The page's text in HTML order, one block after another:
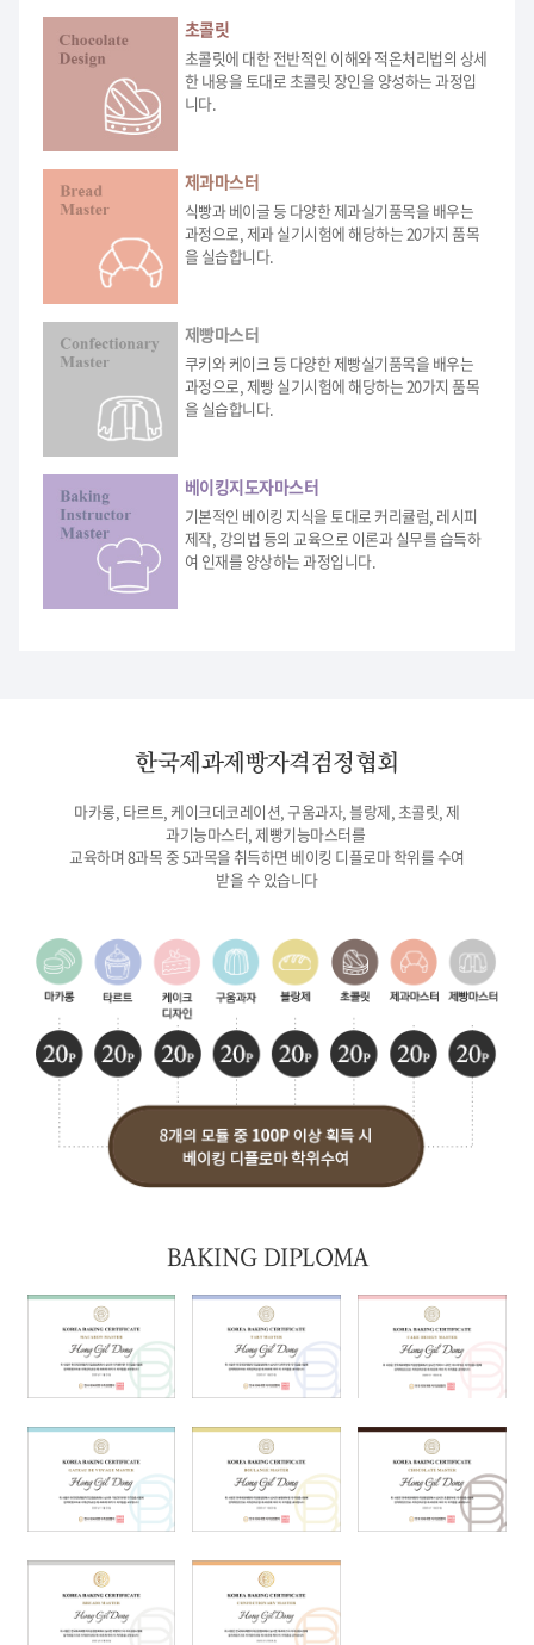
초콜릿
초콜릿에 대한 전반적인 이해와 적온처리법의 상세
한 내용을 토대로 초콜릿 장인을 양성하는 과정입
니다.
제과마스터
식빵과 베이글 등 다양한 제과실기품목을 배우는
과정으로, 제과 실기시험에 해당하는 20가지 품목
을 실습합니다.
제빵마스터
쿠키와 케이크 등 다양한 제빵실기품목을 배우는
과정으로, 제빵 실기시험에 해당하는 20가지 품목
을 실습합니다.
베이킹지도자마스터
기본적인 베이킹 지식을 토대로 커리큘럼, 레시피
제작, 강의법 등의 교육으로 이론과 실무를 습득하
여 인재를 양상하는 과정입니다.
한국제과제빵자격검정협회
마카롱, 타르트, 케이크데코레이션, 구움과자, 블랑제, 초콜릿, 제
과기능마스터, 제빵기능마스터를
교육하며 8과목 중 5과목을 취득하면 베이킹 디플로마 학위를 수여
받을 수 있습니다
BAKING DIPLOMA